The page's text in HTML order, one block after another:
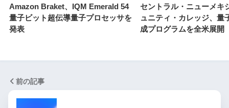
Amazon Braket、IQM Emerald 54
量子ビット超伝導量子プロセッサを
発表
セントラル・ニューメキ
ュニティ・カレッジ、量
成プログラムを全米展開
前の記事